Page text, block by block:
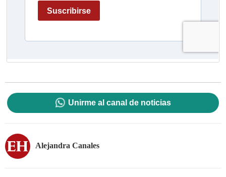
Unirme al canal de noticias
Alejandra Canales